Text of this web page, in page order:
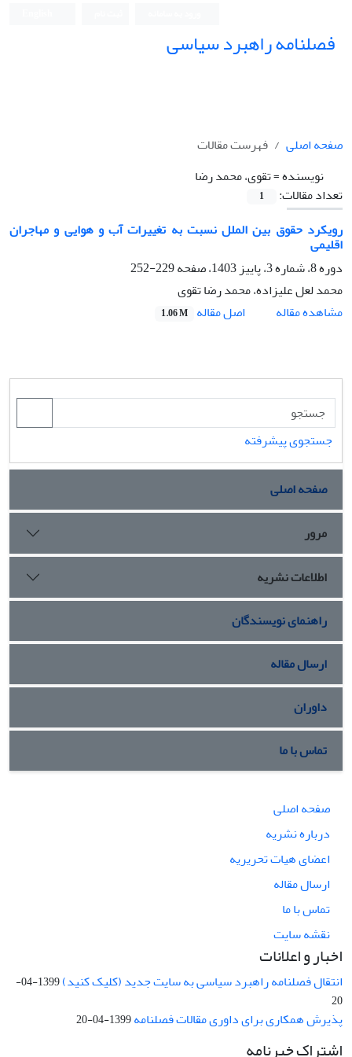
فصلنامه راهبرد سیاسی
صفحه اصلی
فهرست مقالات
نویسنده =تقوی، محمد رضا
تعداد مقالات:
1
رویکرد حقوق بین الملل نسبت به تغییرات آب و هوایی و مهاجران
اقلیمی
دوره 8، شماره 3، پاییز 1403، صفحه
229-252
محمد لعل علیزاده، محمد رضا تقوی
مشاهده مقاله
اصل مقاله 1.06 M
جستجوی پیشرفته
صفحه اصلی
مرور
اطلاعات نشریه
راهنمای نویسندگان
ارسال مقاله
داوران
تماس با ما
صفحه اصلی
درباره نشریه
اعضای هیات تحریریه
ارسال مقاله
تماس با ما
نقشه سایت
اخبار و اعلانات
انتقال فصلنامه راهبرد سیاسی به سایت جدید (کلیک کنید)
1399-04-
20
پذیرش همکاری برای داوری مقالات فصلنامه1399-04-20
اشتراک خبرنامه